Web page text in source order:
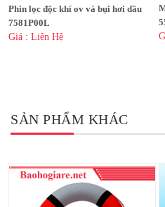
Phin lọc độc khí ov và bụi hơi dầu
7581P00L
Giá : Liên Hệ
SẢN PHẨM KHÁC